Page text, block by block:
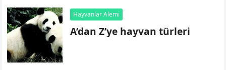
Hayvanlar Alemi
A’dan Z’ye hayvan türleri